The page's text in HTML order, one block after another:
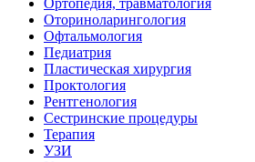
Ортопедия, травматология
Оториноларингология
Офтальмология
Педиатрия
Пластическая хирургия
Проктология
Рентгенология
Сестринские процедуры
Терапия
УЗИ